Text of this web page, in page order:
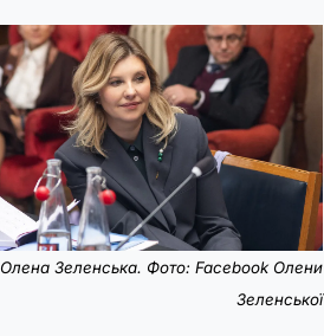
Олена Зеленська. Фото: Facebook Олени
Зеленської